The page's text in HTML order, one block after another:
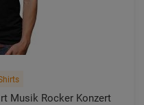
Musik Rocker Konzert